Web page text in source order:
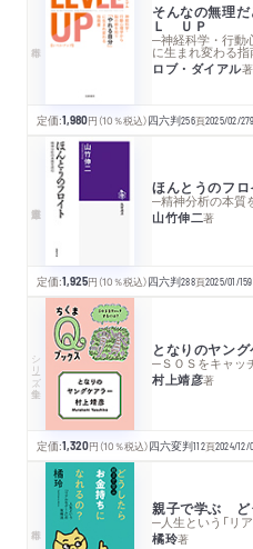
そんなの無理
Ｌ ＵＰ
─神経科学・行動
に生まれ変わる
ロブ・ダイアル著
定価:1,980円 （10％税込）四六判256頁2025/02/27
ほんとうのフロ
─精神分析の本質
山竹伸二著
定価:1,925円 （10％税込）四六判288頁2025/01/15
シリーズ・全集 となりのヤン
─ＳＯＳをキャッ
村上靖彦著
定価:1,320円 （10％税込）四六変判112頁2024/12/
親子で学ぶ ど
─人生という「リ
橘玲著